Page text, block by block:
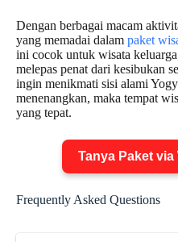
Dengan berbagai macam
yang memadai dalam paket
ini cocok untuk wisata
melepas penat dari kesibukan
ingin menikmati sisi alami
menenangkan, maka tempat
yang tepat.
Tanya Paket via
Frequently Asked Questions